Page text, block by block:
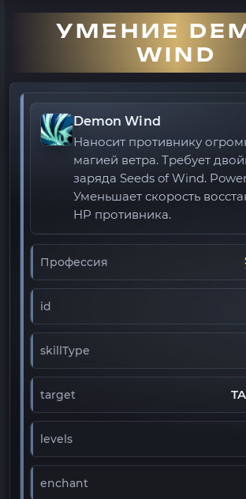
УМЕНИЕ
WIND
Demon Wind
Наносит противнику
магией ветра. Требует
заряда Seeds of Wind.
Уменьшает скорость
HP противника.
Профессия
id
skillType
target
levels
enchant